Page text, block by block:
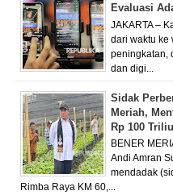
Evaluasi
JAKARTA –
dari waktu ke
peningkatan,
dan digi...
Sidak
Meriah,
Rp 100
BENER
Andi Amran
mendadak
Rimba Raya KM 60,...